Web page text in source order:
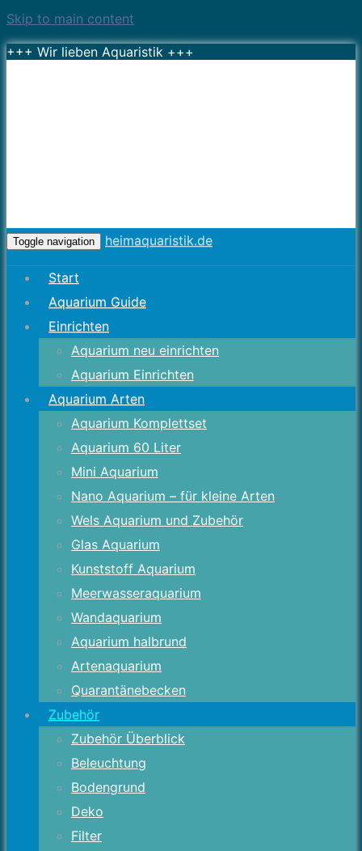
Skip to main content
+++ Wir lieben Aquaristik +++
Toggle navigation heimaquaristik.de
Start
Aquarium Guide
Einrichten
Aquarium neu einrichten
Aquarium Einrichten
Aquarium Arten
Aquarium Komplettset
Aquarium 60 Liter
Mini Aquarium
Nano Aquarium – für kleine Arten
Wels Aquarium und Zubehör
Glas Aquarium
Kunststoff Aquarium
Meerwasseraquarium
Wandaquarium
Aquarium halbrund
Artenaquarium
Quarantänebecken
Zubehör
Zubehör Überblick
Beleuchtung
Bodengrund
Deko
Filter